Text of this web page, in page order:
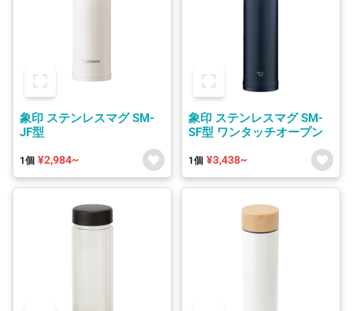
象印 ステンレスマグ SM-
JF型
1個 ¥2,984~
象印 ステンレスマグ SM-
SF型 ワンタッチオープン
1個 ¥3,438~